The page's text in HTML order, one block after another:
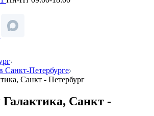
Санкт-Петербурге
Санкт - Петербург
Санкт -